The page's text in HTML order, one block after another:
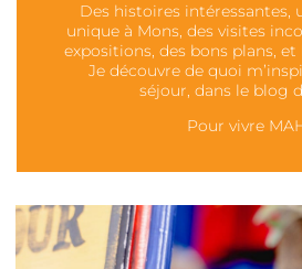
Des histoires intéressantes,
unique à Mons, des visites
expositions, des bons plans,
Je découvre de quoi
séjour, dans le blog
Pour vivre